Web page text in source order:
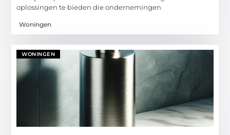
oplossingen te bieden die ondernemingen
Woningen
WONINGEN